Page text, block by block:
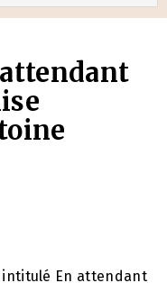
intitulé En attendant